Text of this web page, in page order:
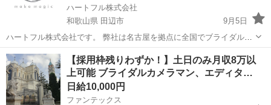
ハートフル株式会社
和歌山県 田辺市
9月5日
ハートフル株式会社です。 弊社は名古屋を拠点に全国でブライダルプ
ロデュースを行っています。 ハートフル株式会社では、和歌山県田辺
市周辺の結婚式場で聖歌隊の募集をしています。 併せて、ヴァイオリ
ン・フルート奏者などの...
和歌山 田辺市 結婚式場 聖歌隊
【採用枠残りわずか！】土日のみ月収8万以
上可能 ブライダルカメラマン、エディタ…
日給10,000円
ファンテックス